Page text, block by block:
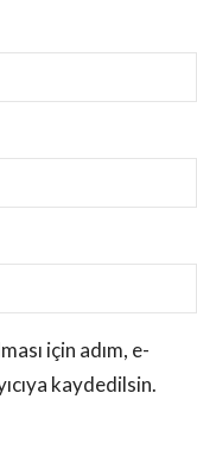
için adım, e-
kaydedilsin.